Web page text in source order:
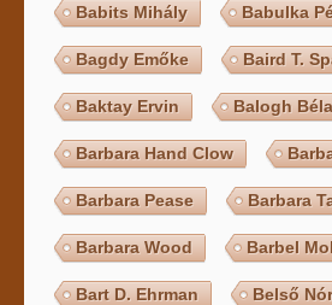
Babits Mihály Babulka
Bagdy Emőke Baird T.
Baktay Ervin Balogh Béla
Barbara Hand Clow
Barbara Pease Barbara
Barbara Wood Barbel
Bart D. Ehrman Belső